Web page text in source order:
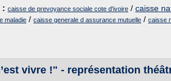
: caisse de prevoyance sociale cote d'ivoire / caisse
maladie / caisse generale d assurance mutuelle / caisse
vivre !" - représentation